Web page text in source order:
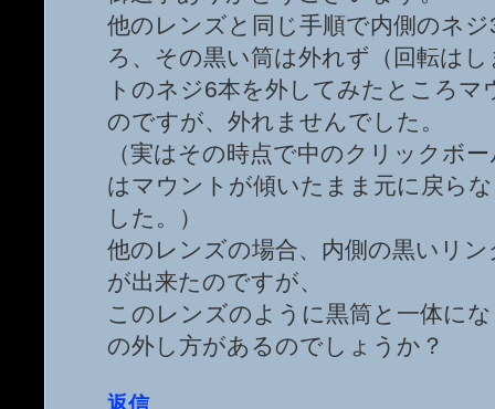
他のレンズと同じ手順で内側のネ
ろ、その黒い筒は外れず（回転は
トのネジ6本を外してみたところマ
のですが、外れませんでした。
（実はその時点で中のクリックボ
はマウントが傾いたまま元に戻ら
した。）
他のレンズの場合、内側の黒いリ
が出来たのですが、
このレンズのように黒筒と一体に
の外し方があるのでしょうか？
返信